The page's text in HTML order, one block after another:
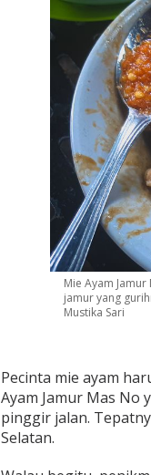
Mie Ayam
jamur yang
Mustika Sari
Pecinta mie ayam
Ayam Jamur Mas No
pinggir jalan.
Selatan.